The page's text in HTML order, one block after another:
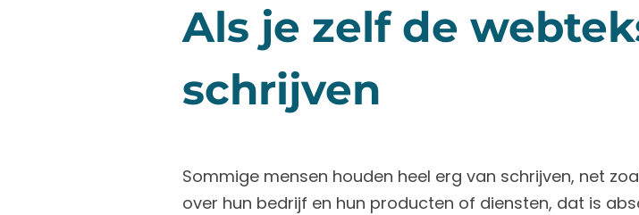
Als je zelf de
schrijven
Sommige mensen houden heel erg van schrijven, net
over hun bedrijf en hun producten of diensten, dat is